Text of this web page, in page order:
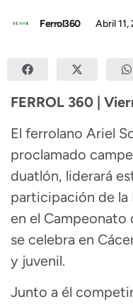
Ferrol360 Abril 11,
FERROL 360 |
El ferrolano Ariel
proclamado
duatlón, liderará
participación de la
en el Campeonato
se celebra en
y juvenil.
Junto a él